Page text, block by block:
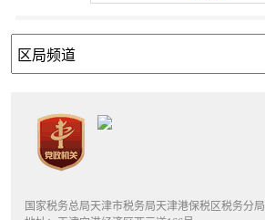
国家税务总局天津市税务局天津港保税区税务分局